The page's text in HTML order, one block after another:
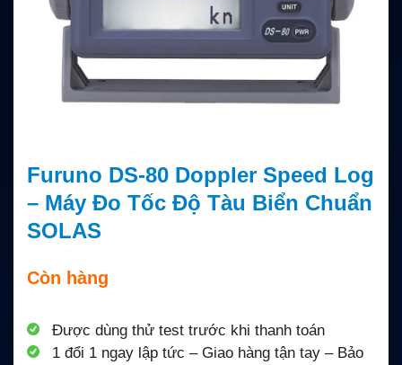
Furuno DS-80 Doppler Speed Log
– Máy Đo Tốc Độ Tàu Biển Chuẩn
SOLAS
Còn hàng
Được dùng thử test trước khi thanh toán
1 đổi 1 ngay lập tức – Giao hàng tận tay – Bảo